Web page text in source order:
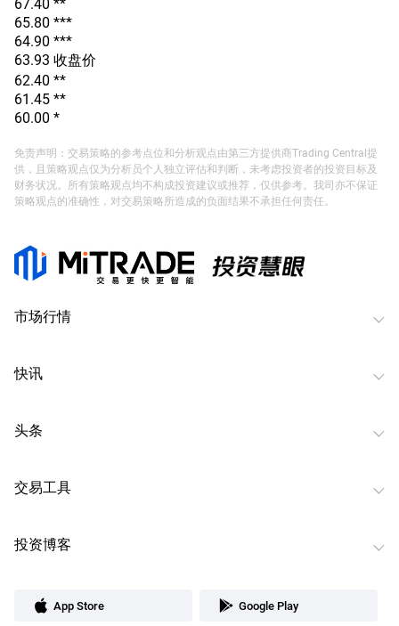
65.80 ***
64.90 ***
63.93 收盘价
62.40 **
61.45 **
60.00 *
免责声明：交易策略的参考点位和分析观点由第三方提供商Trading Central提
供，且策略观点仅为分析员个人独立评估和判断，未考虑投资者的投资目标及
财务状况。所有策略观点均不构成投资建议或推荐，仅供参考。我司亦不保证
策略观点的准确性，对交易策略所造成的负面结果不承担任何责任。
市场行情
快讯
头条
交易工具
投资博客
App Store Google Play